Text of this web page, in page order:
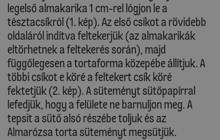
legelső almakarika 1 cm-rel lógjon le a
tésztacsíkról (1. kép). Az első csíkot a rövidebb
oldaláról indítva feltekerjük (az almakarikák
eltörhetnek a feltekerés során), majd
függőlegesen a tortaforma közepébe állítjuk. A
többi csíkot e köré a feltekert csík köré
fektetjük (2. kép). A süteményt sütőpapírral
lefedjük, hogy a felülete ne barnuljon meg. A
tepsit a sütő alsó részébe toljuk és az
Almarózsa torta süteményt megsütjük.